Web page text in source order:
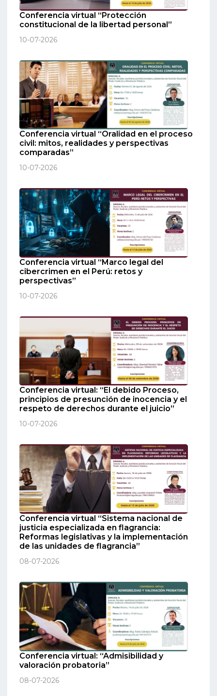
Conferencia virtual “Protección
constitucional de la libertad personal”
10-07-2026
Conferencia virtual “Oralidad en el proceso
civil: mitos, realidades y perspectivas
comparadas”
10-07-2026
Conferencia virtual “Marco legal del
cibercrimen en el Perú: retos y
perspectivas”
10-07-2026
Conferencia virtual: “El debido Proceso,
principios de presunción de inocencia y el
respeto de derechos durante el juicio”
10-07-2026
Conferencia virtual “Sistema nacional de
justicia especializada en flagrancia:
Reformas legislativas y la implementación
de las unidades de flagrancia”
08-07-2026
Conferencia virtual: “Admisibilidad y
valoración probatoria”
08-07-2026